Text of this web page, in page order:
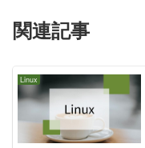
関連記事
Linux